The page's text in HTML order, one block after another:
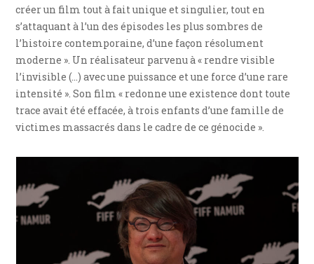
créer un film tout à fait unique et singulier, tout en
s’attaquant à l’un des épisodes les plus sombres de
l’histoire contemporaine, d’une façon résolument
moderne ». Un réalisateur parvenu à « rendre visible
l’invisible (…) avec une puissance et une force d’une rare
intensité ». Son film « redonne une existence dont toute
trace avait été effacée, à trois enfants d’une famille de
victimes massacrés dans le cadre de ce génocide ».